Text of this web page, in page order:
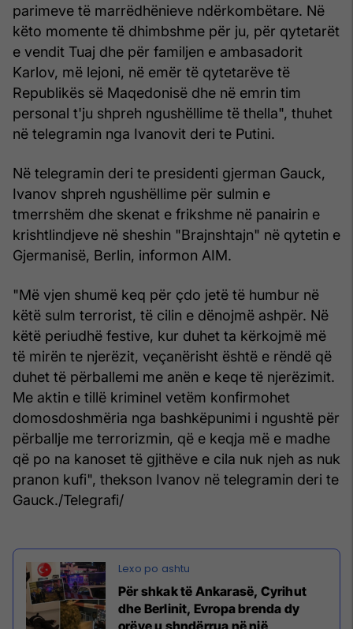
parimeve të marrëdhënieve ndërkombëtare. Në
këto momente të dhimbshme për ju, për qytetarët
e vendit Tuaj dhe për familjen e ambasadorit
Karlov, më lejoni, në emër të qytetarëve të
Republikës së Maqedonisë dhe në emrin tim
personal t'ju shpreh ngushëllime të thella", thuhet
në telegramin nga Ivanovit deri te Putini.
Në telegramin deri te presidenti gjerman Gauck,
Ivanov shpreh ngushëllime për sulmin e
tmerrshëm dhe skenat e frikshme në panairin e
krishtlindjeve në sheshin "Brajnshtajn" në qytetin e
Gjermanisë, Berlin, informon AIM.
"Më vjen shumë keq për çdo jetë të humbur në
këtë sulm terrorist, të cilin e dënojmë ashpër. Në
këtë periudhë festive, kur duhet ta kërkojmë më
të mirën te njerëzit, veçanërisht është e rëndë që
duhet të përballemi me anën e keqe të njerëzimit.
Me aktin e tillë kriminel vetëm konfirmohet
domosdoshmëria nga bashkëpunimi i ngushtë për
përballje me terrorizmin, që e keqja më e madhe
që po na kanoset të gjithëve e cila nuk njeh as nuk
pranon kufi", thekson Ivanov në telegramin deri te
Gauck./Telegrafi/
Për shkak të Ankarasë, Cyrihut
dhe Berlinit, Evropa brenda dy
orëve u shndërrua në një